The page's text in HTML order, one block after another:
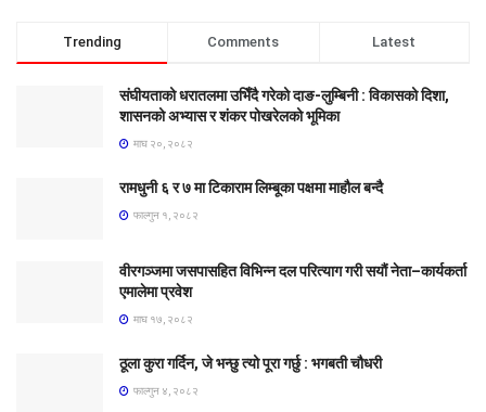
Trending Comments Latest
संघीयताको धरातलमा उभिँदै गरेको दाङ-लुम्बिनी : विकासको दिशा,
शासनको अभ्यास र शंकर पोखरेलको भूमिका
माघ २०, २०८२
रामधुनी ६ र ७ मा टिकाराम लिम्बूका पक्षमा माहौल बन्दै
फाल्गुन १, २०८२
वीरगञ्जमा जसपासहित विभिन्न दल परित्याग गरी सयौं नेता–कार्यकर्ता
एमालेमा प्रवेश
माघ १७, २०८२
ठूला कुरा गर्दिन, जे भन्छु त्यो पूरा गर्छु : भगबती चौधरी
फाल्गुन ४, २०८२